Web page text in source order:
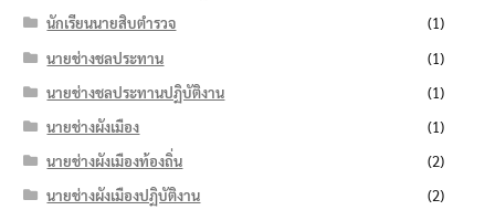
นักเรียนนายสิบตำรวจ
(1)
นายช่างชลประทาน
(1)
นายช่างชลประทานปฏิบัติงาน
(1)
นายช่างผังเมือง
(1)
นายช่างผังเมืองท้องถิ่น
(2)
นายช่างผังเมืองปฏิบัติงาน
(2)